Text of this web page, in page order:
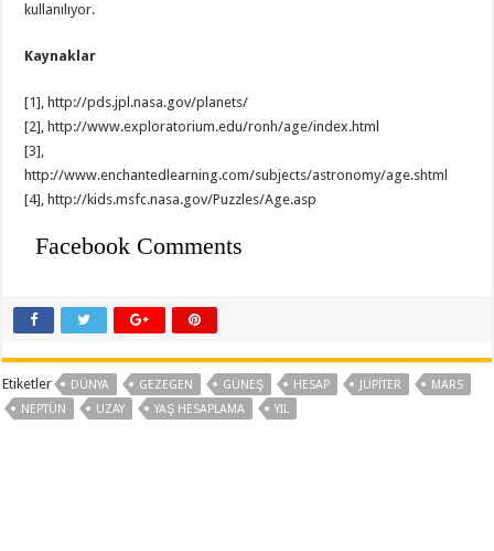
kullanılıyor.
Kaynaklar
[1], http://pds.jpl.nasa.gov/planets/
[2], http://www.exploratorium.edu/ronh/age/index.html
[3],
http://www.enchantedlearning.com/subjects/astronomy/age.shtml
[4], http://kids.msfc.nasa.gov/Puzzles/Age.asp
Facebook Comments
Etiketler DÜNYA GEZEGEN GÜNEŞ HESAP JÜPITER
MARS
NEPTÜN
UZAY YAŞ HESAPLAMA YIL